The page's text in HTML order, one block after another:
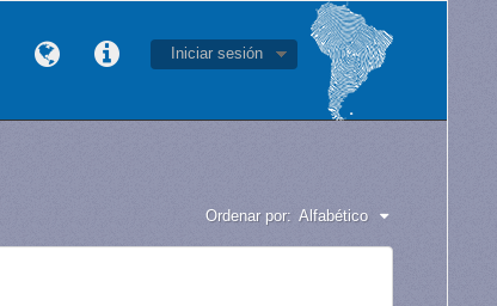
Iniciar sesión
Ordenar por: Alfabético